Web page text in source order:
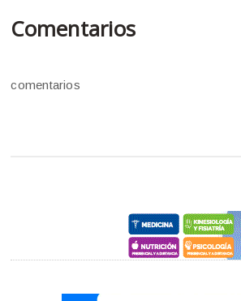
Comentarios
comentarios